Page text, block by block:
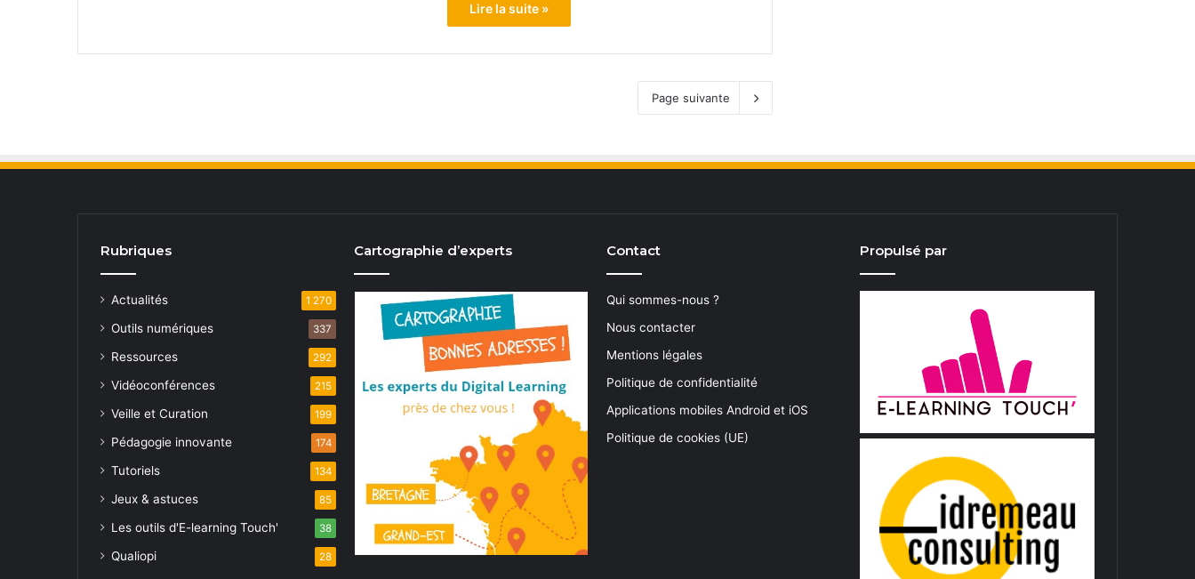
Lire la suite »
Page suivante
Rubriques
Actualités 1 270
Outils numériques 337
Ressources 292
Vidéoconférences 215
Veille et Curation 199
Pédagogie innovante 174
Tutoriels 134
Jeux & astuces 85
Les outils d'E-learning Touch' 38
Qualiopi 28
Cartographie d’experts Contact
Qui sommes-nous ?
Nous contacter
Mentions légales
Politique de confidentialité
Applications mobiles Android et iOS
Politique de cookies (UE)
Propulsé par